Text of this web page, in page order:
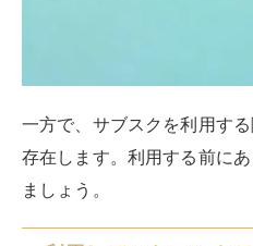
ます。
契約書もなく自動更新であ
約日を自分で管理しておか